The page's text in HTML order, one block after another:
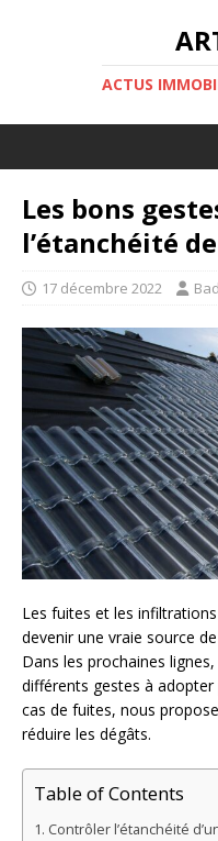
ACTUS
Les bons
l’étanchéité
17 décembre 2022
Les fuites et les
devenir une vraie source
Dans les prochaines
différents gestes à
cas de fuites, nous
réduire les dégâts.
Table of Contents
Contrôler l’étanchéité